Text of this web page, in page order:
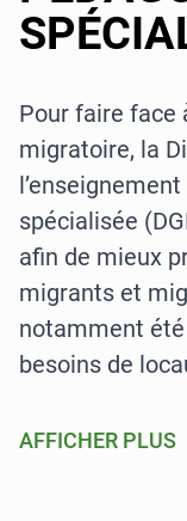
Pour faire face
migratoire, la
spécialisée
afin de mieux
migrants et
notamment
besoins de
AFFICHER PLUS